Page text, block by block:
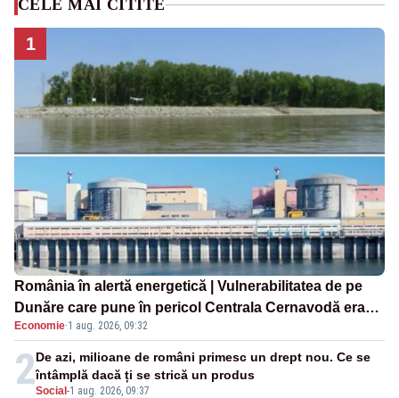
CELE MAI CITITE
1
România în alertă energetică | Vulnerabilitatea de pe
Dunăre care pune în pericol Centrala Cernavodă era
cunoscută de pe vremea lui Ceaușescu
Economie·1 aug. 2026, 09:32
2Social-1 aug. 2026, 09:37
De azi, milioane de români primesc un drept nou. Ce se
întâmplă dacă ți se strică un produs